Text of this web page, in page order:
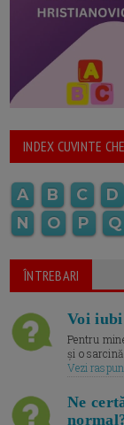
INDEX CUVINTE
A B C D
N
O P Q
ÎNTREBARI
Voi
Pentru
și o
Vezi
Ne